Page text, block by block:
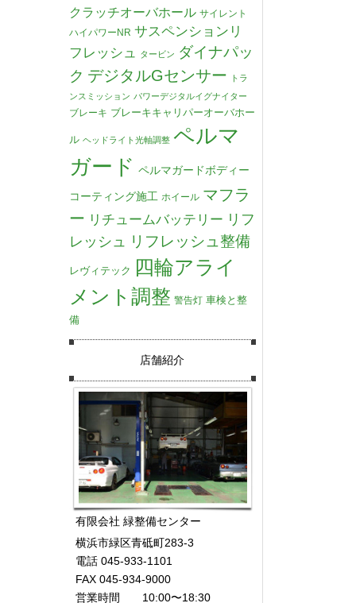
クラッチオーバホール サイレント
ハイパワーNR サスペンションリ
フレッシュ
タービン ダイナパッ
ク デジタルGセンサー
トラ
ンスミッション パワーデジタルイグナイター
ブレーキ ブレーキキャリパーオーバホー
ル ヘッドライト光軸調整 ペルマ
ガード ペルマガードボディー
コーティング施工 ホイール マフラ
ー リチュームバッテリー リフ
レッシュ
リフレッシュ整備
レヴィテック 四輪アライ
メント調整 警告灯 車検と整
備
店舗紹介
有限会社 緑整備センター
横浜市緑区青砥町283-3
電話 045-933-1101
FAX 045-934-9000
営業時間 10:00〜18:30